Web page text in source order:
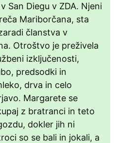
San Diegu v ZDA. Njeni
Mariborčana, sta
članstva v
Otroštvo je preživela
izključenosti,
predsodki in
drva in celo
Margarete se
z bratranci in teto
dokler jih ni
so se bali in jokali, a